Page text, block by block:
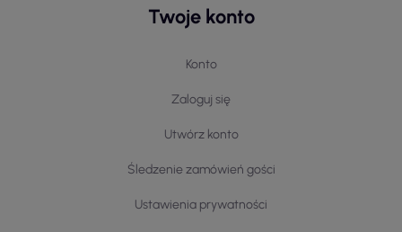
Twoje konto
Konto
Zaloguj się
Utwórz konto
Śledzenie zamówień gości
Ustawienia prywatności